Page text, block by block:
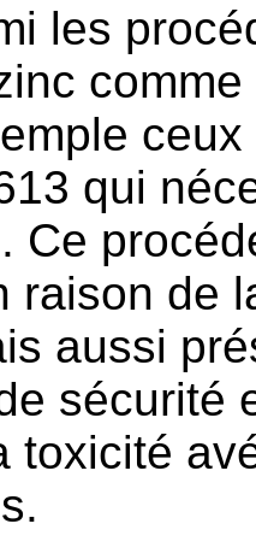
les
qui
Ce
raison de
aussi
sécurité
toxicité